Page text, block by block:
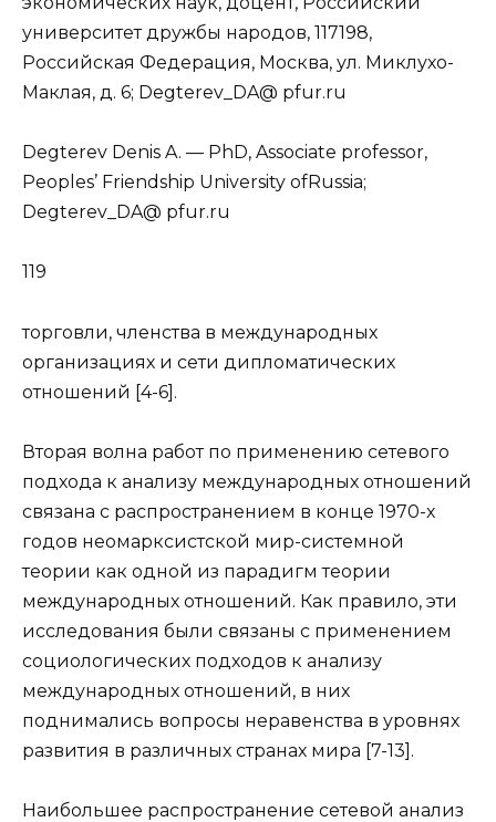
университет дружбы народов, 117198,
Российская Федерация, Москва, ул. Миклухо-
Маклая, д. 6; Degterev_DA@ pfur.ru
Degterev Denis A. — PhD, Associatе professor,
Peoples’ Friendship University ofRussia;
Degterev_DA@ pfur.ru
119
торговли, членства в международных
организациях и сети дипломатических
отношений [4-6].
Вторая волна работ по применению сетевого
подхода к анализу международных отношений
связана с распространением в конце 1970-х
годов неомарксистской мир-системной
теории как одной из парадигм теории
международных отношений. Как правило, эти
исследования были связаны с применением
социологических подходов к анализу
международных отношений, в них
поднимались вопросы неравенства в уровнях
развития в различных странах мира [7-13].
Наибольшее распространение сетевой анализ